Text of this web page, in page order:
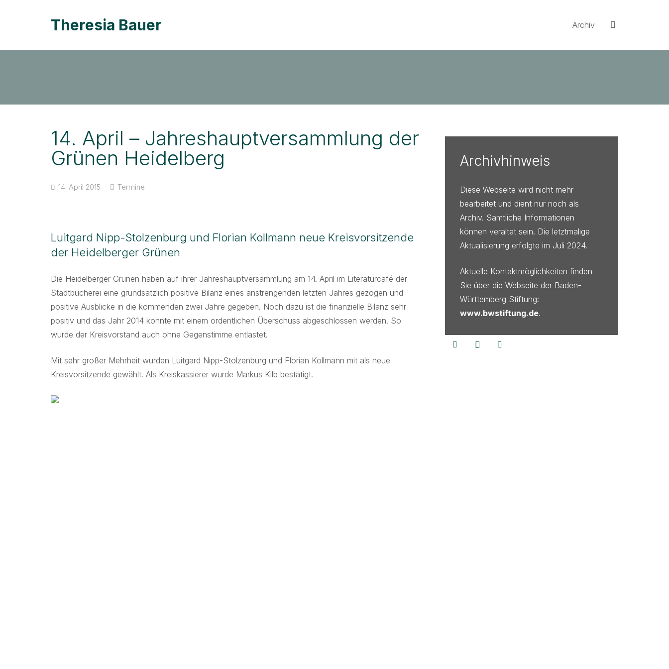
Theresia Bauer Archiv
14. April – Jahreshauptversammlung der
Grünen Heidelberg
14. April 2015 Termine
Luitgard Nipp-Stolzenburg und Florian Kollmann neue Kreisvorsitzende
der Heidelberger Grünen
Die Heidelberger Grünen haben auf ihrer Jahreshauptversammlung am 14. April im Literaturcafé der
Stadtbücherei eine grundsätzlich positive Bilanz eines anstrengenden letzten Jahres gezogen und
positive Ausblicke in die kommenden zwei Jahre gegeben. Noch dazu ist die finanzielle Bilanz sehr
positiv und das Jahr 2014 konnte mit einem ordentlichen Überschuss abgeschlossen werden. So
wurde der Kreisvorstand auch ohne Gegenstimme entlastet.
Mit sehr großer Mehrheit wurden Luitgard Nipp-Stolzenburg und Florian Kollmann mit als neue
Kreisvorsitzende gewählt. Als Kreiskassierer wurde Markus Kilb bestätigt.
Archivhinweis
Diese Webseite wird nicht mehr
bearbeitet und dient nur noch als
Archiv. Sämtliche Informationen
können veraltet sein. Die letztmalige
Aktualisierung erfolgte im Juli 2024.
Aktuelle Kontaktmöglichkeiten finden
Sie über die Webseite der Baden-
Württemberg Stiftung:
www.bwstiftung.de.